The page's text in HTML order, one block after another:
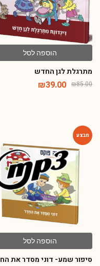
הוספה לסל
מתרגלת לגן החדש
₪85.00
₪39.00
הוספה לסל
סיפור שמע- דוני מסדר את